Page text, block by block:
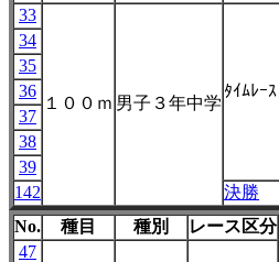
33
１００ｍ 男子３年中学
ﾀｲﾑﾚｰｽ
34
35
36
37
38
39
142
決勝
No.
種目 種別 レース区分
47